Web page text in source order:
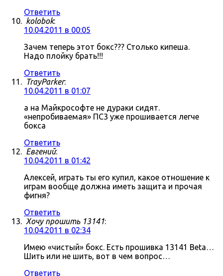
Ответить
kolobok:
10.04.2011 в 00:05
Зачем теперь этот бокс??? Столько кипеша.
Надо плойку брать!!!
Ответить
TrayParker:
10.04.2011 в 01:07
а на Майкрософте не дураки сидят.
«непробиваемая» ПС3 уже прошивается легче
бокса
Ответить
Евгений:
10.04.2011 в 01:42
Алексей, играть ты его купил, какое отношение к
играм вообще должна иметь защита и прочая
фигня?
Ответить
Хочу прошить 13141:
10.04.2011 в 02:34
Имею «чистый» бокс. Есть прошивка 13141 Beta…
Шить или не шить, вот в чем вопрос…
Ответить